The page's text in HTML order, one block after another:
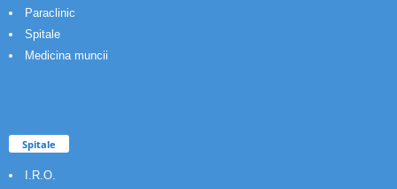
Paraclinic
Spitale
Medicina muncii
Spitale
I.R.O.